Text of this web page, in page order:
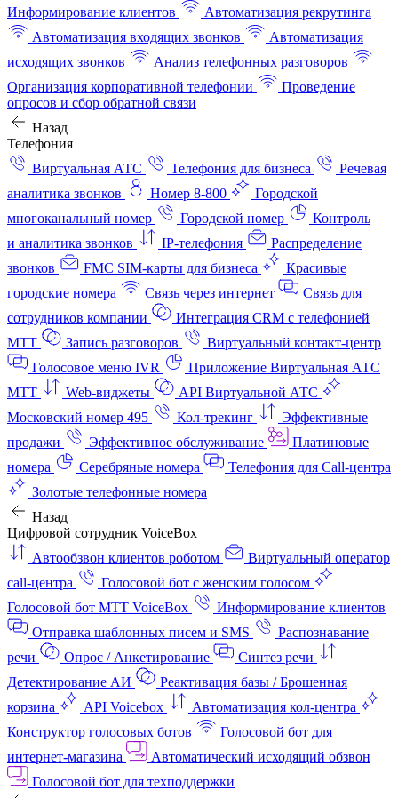
Информирование клиентов
Автоматизация рекрутинга
Автоматизация входящих звонков
Автоматизация
исходящих звонков
Анализ телефонных разговоров
Организация корпоративной телефонии
Проведение
опросов и сбор обратной связи
Назад
Телефония
Виртуальная АТС
Телефония для бизнеса
Речевая
аналитика звонков
Номер 8-800
Городской
многоканальный номер
Городской номер
Контроль
и аналитика звонков
IP-телефония
Распределение
звонков
FMC SIM-карты для бизнеса
Красивые
городские номера
Связь через интернет
Связь для
сотрудников компании
Интеграция CRM с телефонией
МТТ
Запись разговоров
Виртуальный контакт‑центр
Голосовое меню IVR
Приложение Виртуальная АТС
МТТ
Web-виджеты
API Виртуальной АТС
Московский номер 495
Кол-трекинг
Эффективные
продажи
Эффективное обслуживание
Платиновые
номера
Серебряные номера
Телефония для Call-центра
Золотые телефонные номера
Назад
Цифровой сотрудник VoiceBox
Автообзвон клиентов роботом
Виртуальный оператор
call-центра
Голосовой бот с женским голосом
Голосовой бот МТТ VoiceBox
Информирование клиентов
Отправка шаблонных писем и SMS
Распознавание
речи
Опрос / Анкетирование
Синтез речи
Детектирование АИ
Реактивация базы / Брошенная
корзина
API Voicebox
Автоматизация кол‑центра
Конструктор голосовых ботов
Голосовой бот для
интернет‑магазина
Автоматический исходящий обзвон
Голосовой бот для техподдержки